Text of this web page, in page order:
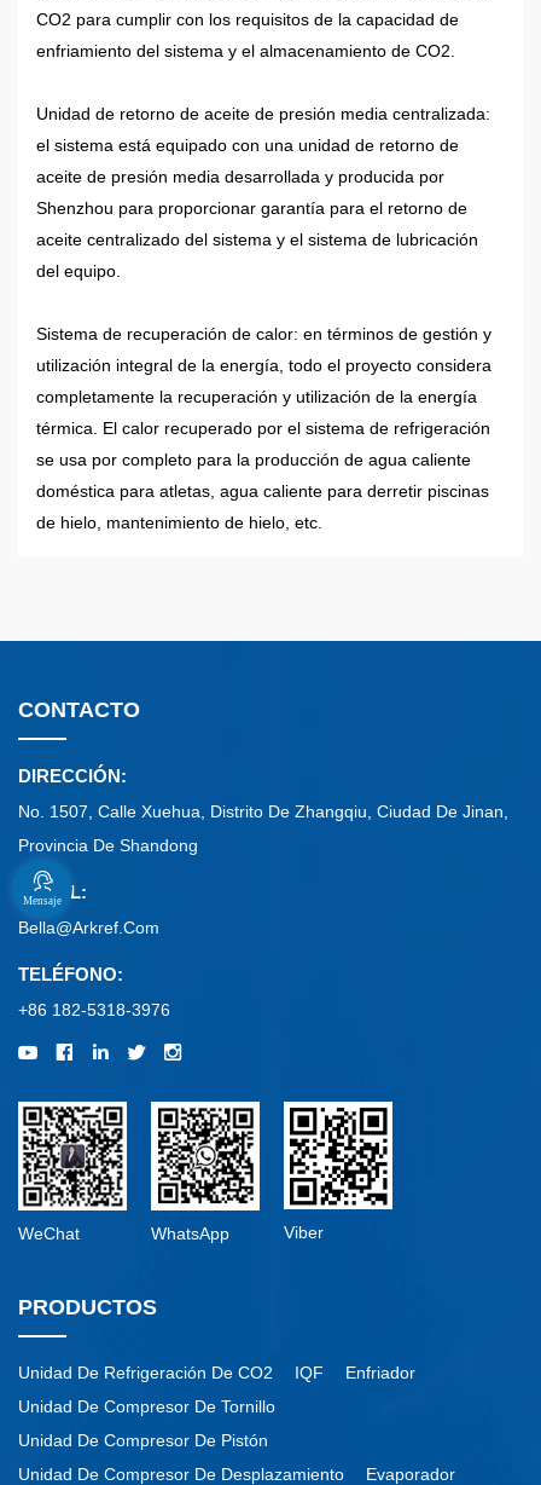
CO2 para cumplir con los requisitos de la capacidad de
enfriamiento del sistema y el almacenamiento de CO2.
Unidad de retorno de aceite de presión media centralizada:
el sistema está equipado con una unidad de retorno de
aceite de presión media desarrollada y producida por
Shenzhou para proporcionar garantía para el retorno de
aceite centralizado del sistema y el sistema de lubricación
del equipo.
Sistema de recuperación de calor: en términos de gestión y
utilización integral de la energía, todo el proyecto considera
completamente la recuperación y utilización de la energía
térmica. El calor recuperado por el sistema de refrigeración
se usa por completo para la producción de agua caliente
doméstica para atletas, agua caliente para derretir piscinas
de hielo, mantenimiento de hielo, etc.
Mensaje
CONTACTO
DIRECCIÓN:
No. 1507, Calle Xuehua, Distrito De Zhangqiu, Ciudad De Jinan,
Provincia De Shandong
E-MAIL:
Bella@arkref.com
TELÉFONO:
+86 182-5318-3976
WeChat WhatsApp Viber
PRODUCTOS
Unidad De Refrigeración De CO2 IQF
Enfriador
Unidad De Compresor De Tornillo
Unidad De Compresor De Pistón
Unidad De Compresor De Desplazamiento
Evaporador